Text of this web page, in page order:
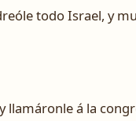
todo Israel, y
llamáronle á la